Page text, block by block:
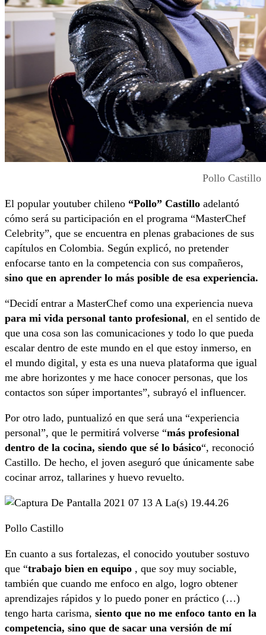
Pollo Castillo
El popular youtuber chileno “Pollo” Castillo adelantó
cómo será su participación en el programa “MasterChef
Celebrity”, que se encuentra en plenas grabaciones de sus
capítulos en Colombia. Según explicó, no pretender
enfocarse tanto en la competencia con sus compañeros,
sino que en aprender lo más posible de esa experiencia.
“Decidí entrar a MasterChef como una experiencia nueva
para mi vida personal tanto profesional, en el sentido de
que una cosa son las comunicaciones y todo lo que pueda
escalar dentro de este mundo en el que estoy inmerso, en
el mundo digital, y esta es una nueva plataforma que igual
me abre horizontes y me hace conocer personas, que los
contactos son súper importantes”, subrayó el influencer.
Por otro lado, puntualizó en que será una “experiencia
personal”, que le permitirá volverse “más profesional
dentro de la cocina, siendo que sé lo básico“, reconoció
Castillo. De hecho, el joven aseguró que únicamente sabe
cocinar arroz, tallarines y huevo revuelto.
Pollo Castillo
En cuanto a sus fortalezas, el conocido youtuber sostuvo
que “trabajo bien en equipo , que soy muy sociable,
también que cuando me enfoco en algo, logro obtener
aprendizajes rápidos y lo puedo poner en práctico (…)
tengo harta carisma, siento que no me enfoco tanto en la
competencia, sino que de sacar una versión de mí